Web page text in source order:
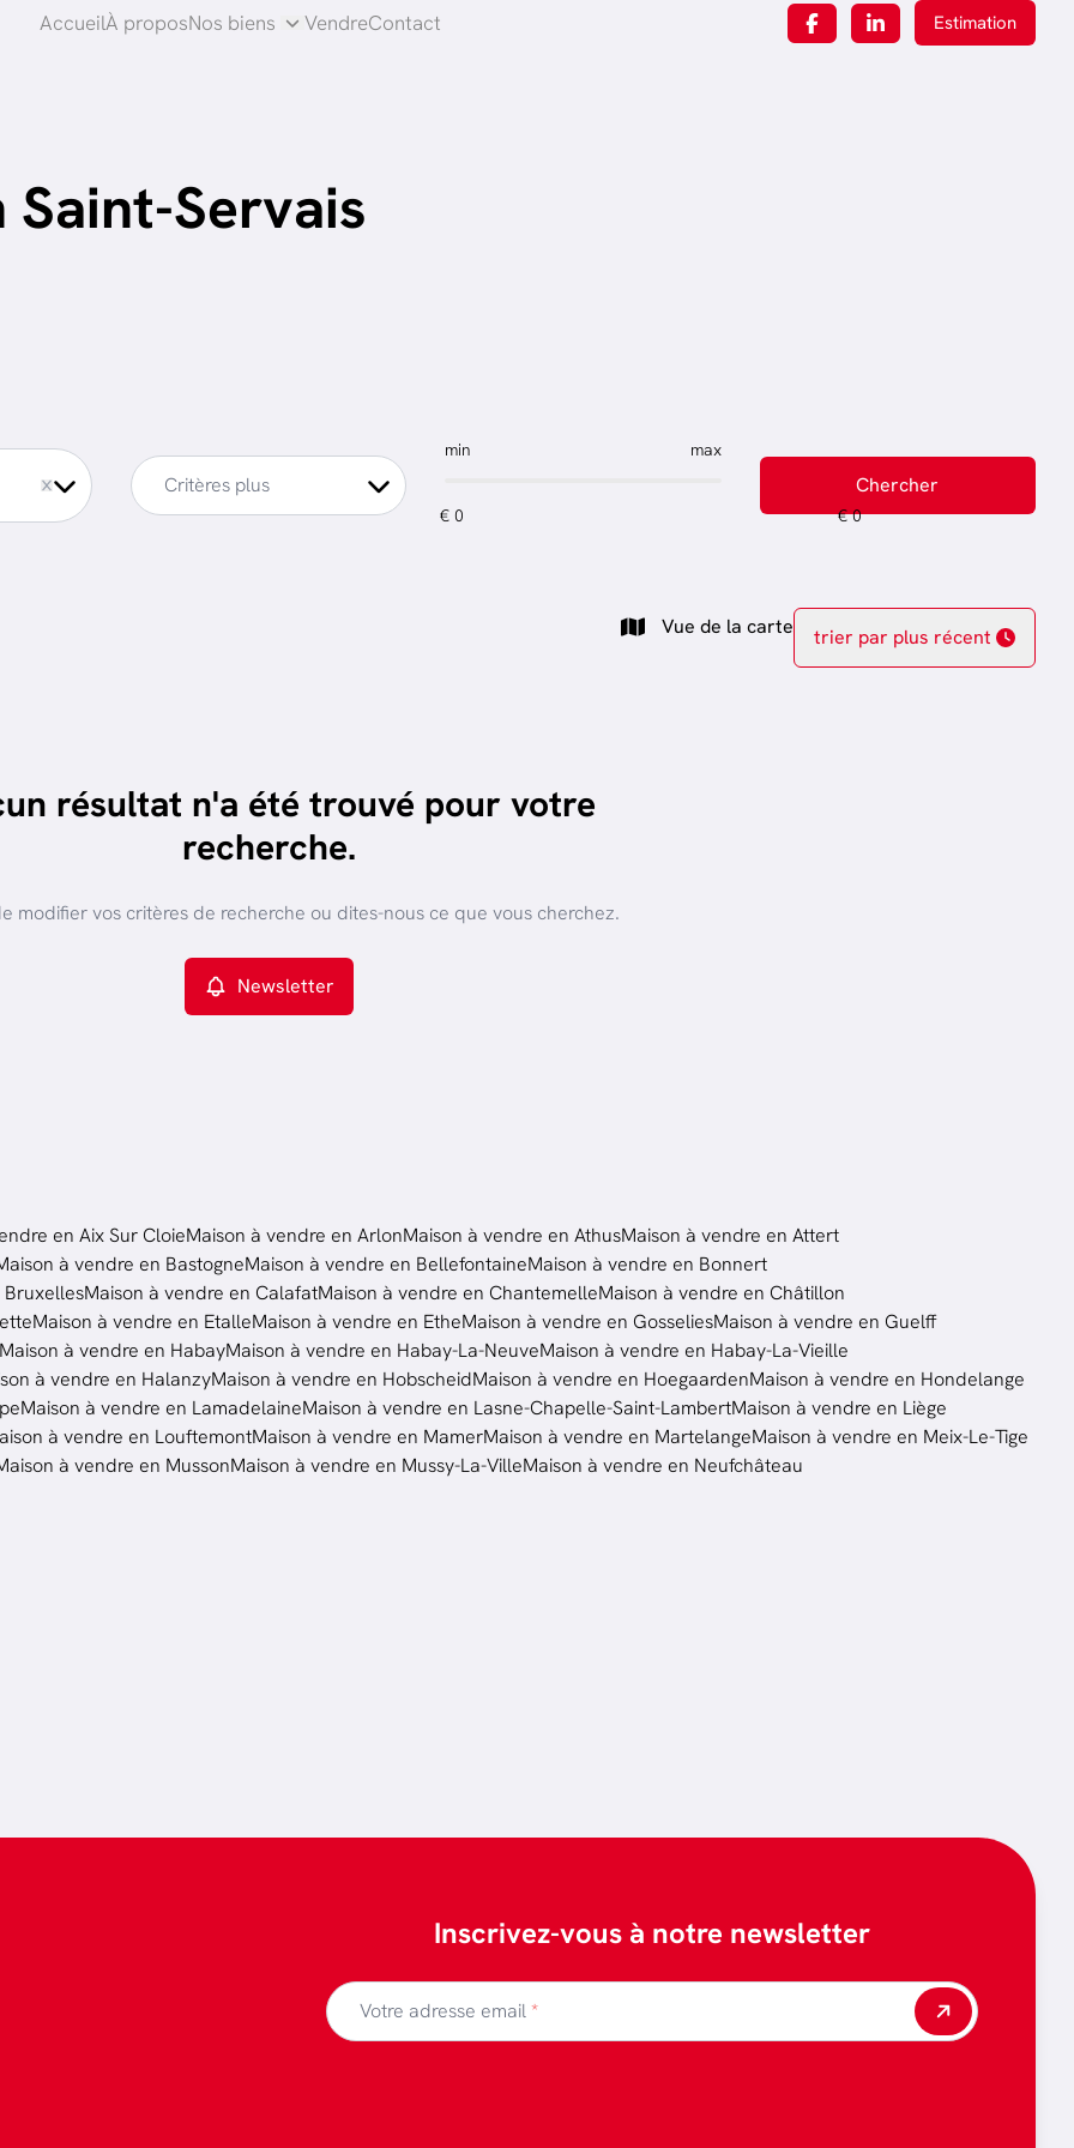
AccueilÀ proposNos biens VendreContact Estimation
Saint-Servais
Critères plus
min max
Chercher
Vue de la carte trier par plus récent
résultat n'a été trouvé pour votre
recherche.
modifier vos critères de recherche ou dites-nous ce que vous cherchez.
Newsletter
en Aix Sur CloieMaison à vendre en ArlonMaison à vendre en AthusMaison à vendre en Attert
à vendre en BastogneMaison à vendre en BellefontaineMaison à vendre en Bonnert
BruxellesMaison à vendre en CalafatMaison à vendre en ChantemelleMaison à vendre en Châtillon
Maison à vendre en EtalleMaison à vendre en EtheMaison à vendre en GosseliesMaison à vendre en Guelff
Maison à vendre en HabayMaison à vendre en Habay-La-NeuveMaison à vendre en Habay-La-Vieille
à vendre en HalanzyMaison à vendre en HobscheidMaison à vendre en HoegaardenMaison à vendre en Hondelange
Maison à vendre en LamadelaineMaison à vendre en Lasne-Chapelle-Saint-LambertMaison à vendre en Liège
à vendre en LouftemontMaison à vendre en MamerMaison à vendre en MartelangeMaison à vendre en Meix-Le-Tige
à vendre en MussonMaison à vendre en Mussy-La-VilleMaison à vendre en Neufchâteau
Inscrivez-vous à notre newsletter
Votre adresse email*